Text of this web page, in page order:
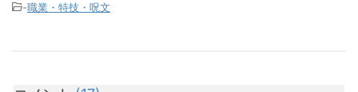
-職業・特技・呪文